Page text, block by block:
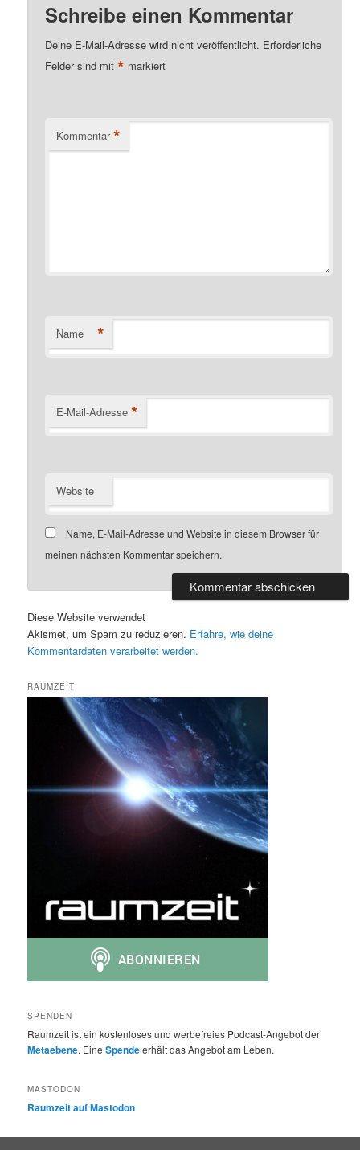
Schreibe einen Kommentar
Deine E-Mail-Adresse wird nicht veröffentlicht. Erforderliche
Felder sind mit* markiert
Kommentar *
Name *
E-Mail-Adresse *
Website
Name, E-Mail-Adresse und Website in diesem Browser für
meinen nächsten Kommentar speichern.
Diese Website verwendet
Akismet, um Spam zu reduzieren. Erfahre, wie deine
Kommentardaten verarbeitet werden.
RAUMZEIT
SPENDEN
Raumzeit ist ein kostenloses und werbefreies Podcast-Angebot der
Metaebene. EineSpendeerhält das Angebot am Leben.
MASTODON
Raumzeit auf Mastodon